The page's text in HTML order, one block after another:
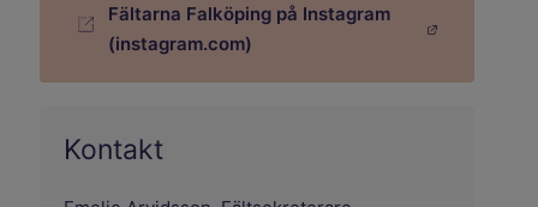
Fältarna Falköping på Instagram
(instagram.com)
Länk till annan webbplats.
Kontakt